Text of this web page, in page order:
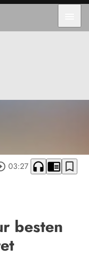
03:27 headphones chrome_reader_mode bookmark_border
besten